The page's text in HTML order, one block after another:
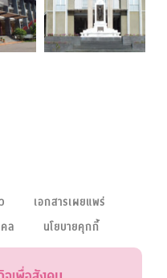
เอกสารเผยแพร่
ล
นโยบายคุกกี้